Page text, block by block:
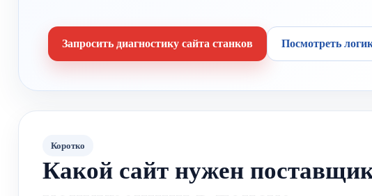
Запросить диагностику сайта станков Посмотреть
Коротко
Какой сайт нужен